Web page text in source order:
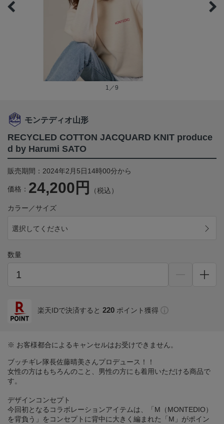
1／9
モンテディオ山形
RECYCLED COTTON JACQUARD KNIT produce
d by Harumi SATO
販売期間：2024年2月5日14時00分から
価格： 24,200円 （税込）
カラー／サイズ
選択してください
数量
楽天IDで決済すると 220 ポイント獲得
※ お客様都合によるキャンセルはお受けできません。
ブッチギレ隊長佐藤晴美さんプロデュース！！
女性の方はもちろんのこと、男性の方にも着用いただける商品で
す。
デザインコンセプト
今回初となるコラボレーションアイテムは、「M（MONTEDIO）
を背負う」をコンセプトに背中に大きく編まれた「M」がポイン